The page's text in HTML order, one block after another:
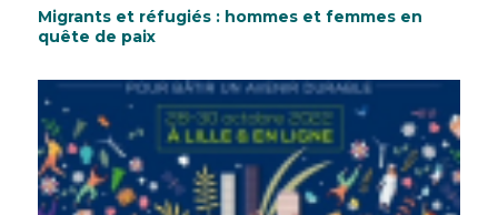
Migrants et réfugiés : hommes et femmes en
quête de paix